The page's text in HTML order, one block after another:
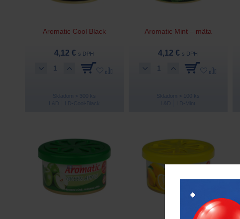
Aromatic Cool Black
4,12 € s DPH
Skladom > 300 ks
Aromatic Mint – mäta
4,12 € s DPH
Skladom > 100 ks